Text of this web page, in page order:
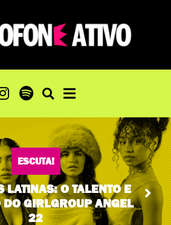
ESCUTA!
CAMINHOS: MC THA
E UM CORAÇÃO
VAGABUNDO